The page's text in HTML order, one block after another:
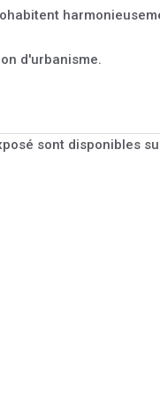
d'urbanisme.
sont disponibles